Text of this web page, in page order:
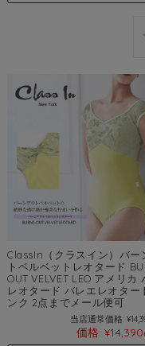
ClassIn（クラスイン）バー
トベルベットレオタード
OUT VELVET LEO アメリカ
レオタード バレエレオター
ンク 2点までメール便可
当店通常価格:
価格: ¥14,390